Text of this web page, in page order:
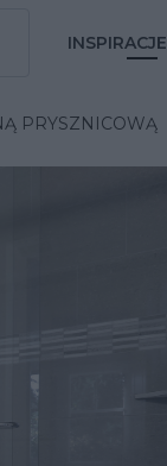
INSPIRACJE
PRYSZNICOWĄ